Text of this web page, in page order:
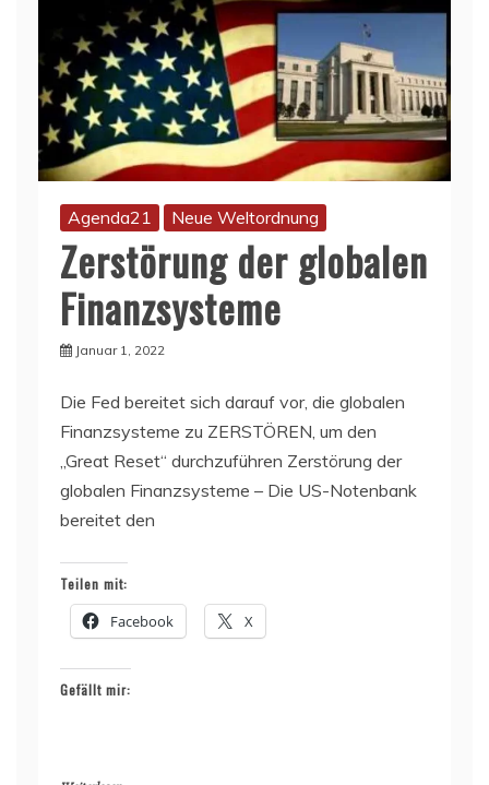
Agenda21 Neue Weltordnung
Zerstörung der globalen
Finanzsysteme
Januar 1, 2022
Die Fed bereitet sich darauf vor, die globalen
Finanzsysteme zu ZERSTÖREN, um den
„Great Reset“ durchzuführen Zerstörung der
globalen Finanzsysteme – Die US-Notenbank
bereitet den
Teilen mit:
Facebook X
Gefällt mir: